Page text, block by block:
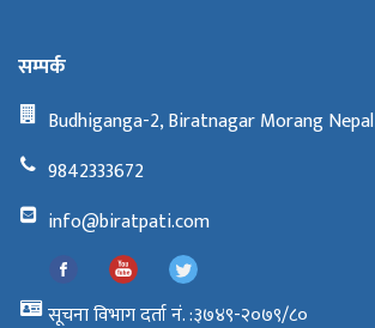
सम्पर्क
Budhiganga-2, Biratnagar Morang Nepal
9842333672
info@biratpati.com
सूचना विभाग दर्ता नं. :३७४९-२०७९/८०